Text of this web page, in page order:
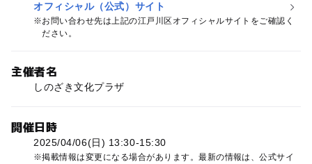
オフィシャル（公式）サイト
お問い合わせ先は上記の江戸川区オフィシャルサイトをご確認く
ださい。
主催者名
しのざき文化プラザ
開催日時
2025/04/06(日) 13:30-15:30
掲載情報は変更になる場合があります。最新の情報は、公式サイ